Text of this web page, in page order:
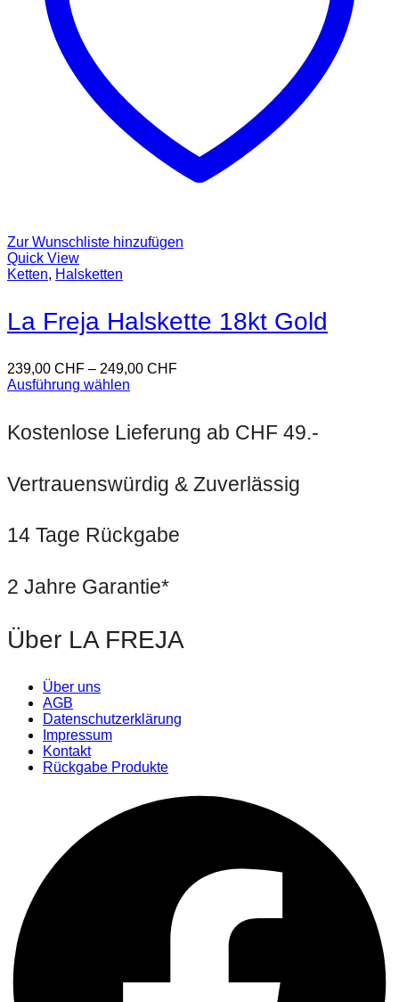
Zur Wunschliste hinzufügen
Quick View
Ketten, Halsketten
La Freja Halskette 18kt Gold
239,00 CHF – 249,00 CHF
Ausführung wählen
Kostenlose Lieferung ab CHF 49.-
Vertrauenswürdig & Zuverlässig
14 Tage Rückgabe
2 Jahre Garantie*
Über LA FREJA
Über uns
AGB
Datenschutzerklärung
Impressum
Kontakt
Rückgabe Produkte